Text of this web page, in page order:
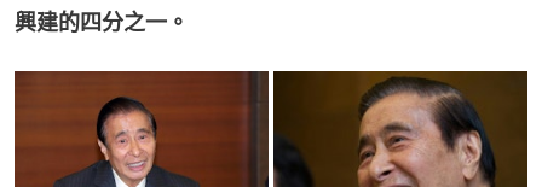
興建的四分之⼀。